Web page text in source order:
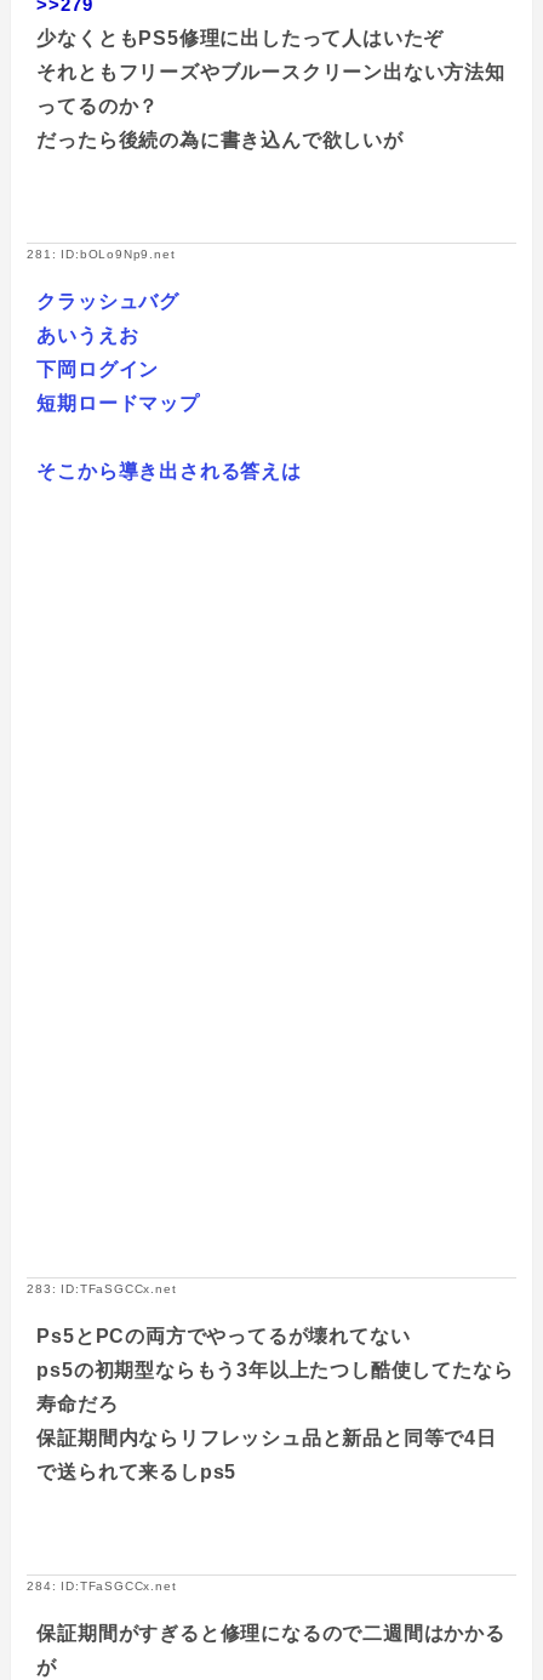
>>279
少なくともPS5修理に出したって人はいたぞ
それともフリーズやブルースクリーン出ない方法知
ってるのか？
だったら後続の為に書き込んで欲しいが
281: ID:bOLo9Np9.net
クラッシュバグ
あいうえお
下岡ログイン
短期ロードマップ
そこから導き出される答えは
283: ID:TFaSGCCx.net
Ps5とPCの両方でやってるが壊れてない
ps5の初期型ならもう3年以上たつし酷使してたなら
寿命だろ
保証期間内ならリフレッシュ品と新品と同等で4日
で送られて来るしps5
284: ID:TFaSGCCx.net
保証期間がすぎると修理になるので二週間はかかる
が